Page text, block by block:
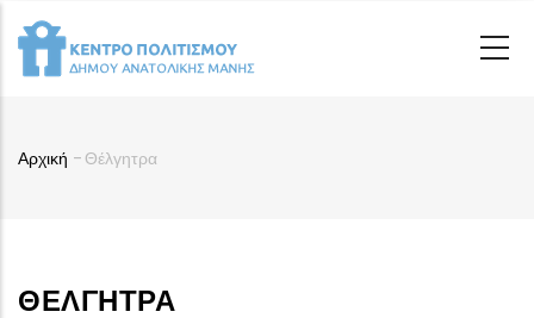
Παράκαμψη
προς
Breadcrumb
Αρχική - Θέλγητρα
ΘΈΛΓΗΤΡΑ